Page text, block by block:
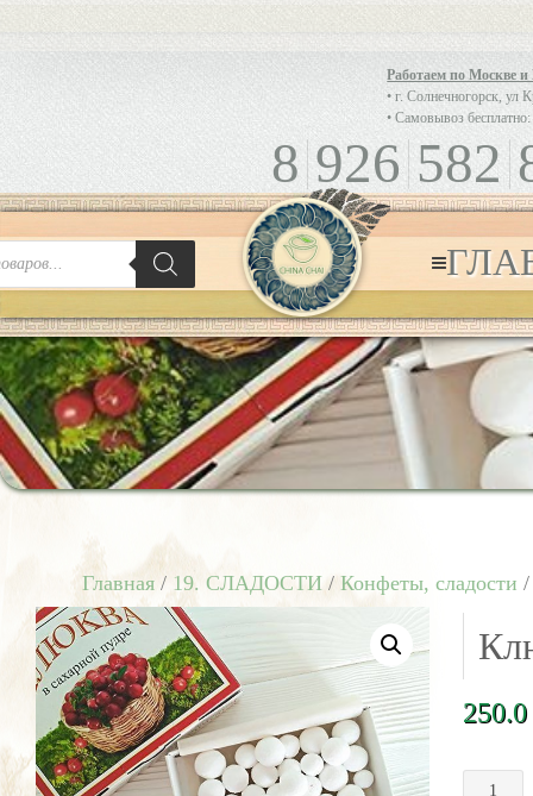
Работаем по Москве
• г. Солнечногорск, ул
• Самовывоз
8 926 582
Главная / 19. СЛАДОСТИ / Конфеты, сладости /
250.0